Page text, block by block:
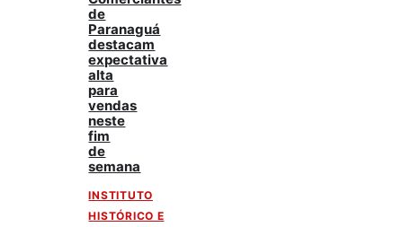
de
Paranaguá
destacam
expectativa
alta
para
vendas
neste
fim
de
semana
INSTITUTO
HISTÓRICO E